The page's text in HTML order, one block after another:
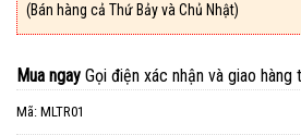
(Bán hàng cả Thứ Bảy và Chủ Nhật)
Mua ngay Gọi điện xác nhận và giao hàng
Mã: MLTR01